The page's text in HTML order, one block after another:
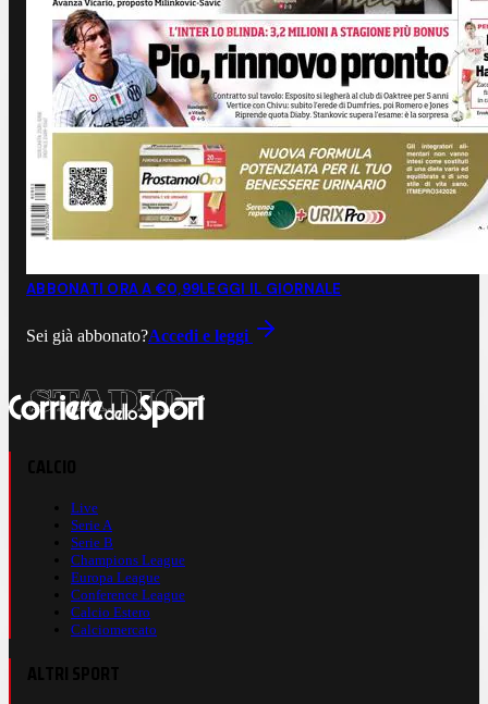
ABBONATI ORA A €0,99LEGGI IL GIORNALE
Sei già abbonato?Accedi e leggi
Live
Serie A
Serie B
Champions League
Europa League
Conference League
Calcio Estero
Calciomercato